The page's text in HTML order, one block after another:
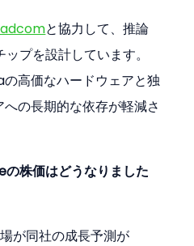
と協力して、推論
プを設計しています。
高価なハードウェアと独
の長期的な依存が軽減さ
株価はどうなりました
が同社の成長予測が